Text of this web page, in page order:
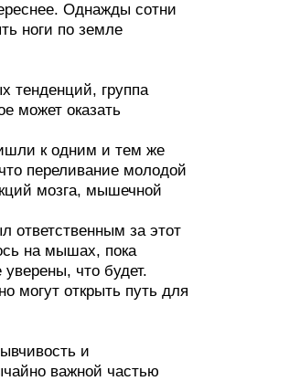
Однажды сотни
ноги по земле
тенденций, группа
может оказать
к одним и тем же
переливание молодой
мозга, мышечной
ответственным за этот
на мышах, пока
что будет.
могут открыть путь для
и
важной частью